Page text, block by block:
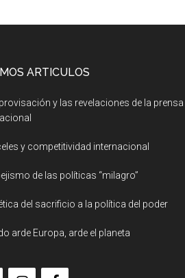
ARTICULOS
y las revelaciones de la prensa
y competitividad internacional
de las políticas “milagro”
del sacrificio a la política del poder
arde Europa, arde el planeta